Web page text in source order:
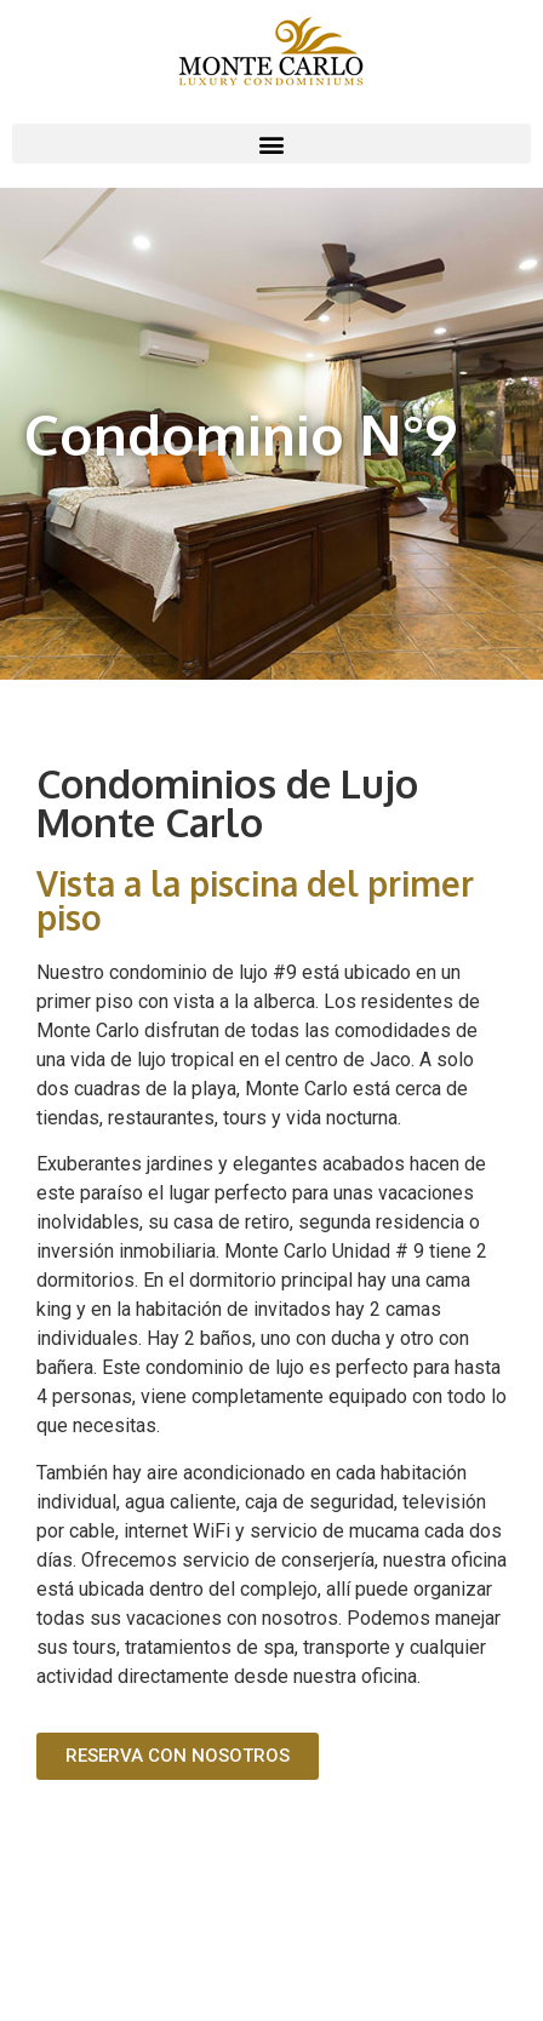
Condominio N°9
Condominios de Lujo
Monte Carlo
Vista a la piscina del primer
piso
Nuestro condominio de lujo #9 está ubicado en un
primer piso con vista a la alberca. Los residentes de
Monte Carlo disfrutan de todas las comodidades de
una vida de lujo tropical en el centro de Jaco. A solo
dos cuadras de la playa, Monte Carlo está cerca de
tiendas, restaurantes, tours y vida nocturna.
Exuberantes jardines y elegantes acabados hacen de
este paraíso el lugar perfecto para unas vacaciones
inolvidables, su casa de retiro, segunda residencia o
inversión inmobiliaria. Monte Carlo Unidad # 9 tiene 2
dormitorios. En el dormitorio principal hay una cama
king y en la habitación de invitados hay 2 camas
individuales. Hay 2 baños, uno con ducha y otro con
bañera. Este condominio de lujo es perfecto para hasta
4 personas, viene completamente equipado con todo lo
que necesitas.
También hay aire acondicionado en cada habitación
individual, agua caliente, caja de seguridad, televisión
por cable, internet WiFi y servicio de mucama cada dos
días. Ofrecemos servicio de conserjería, nuestra oficina
está ubicada dentro del complejo, allí puede organizar
todas sus vacaciones con nosotros. Podemos manejar
sus tours, tratamientos de spa, transporte y cualquier
actividad directamente desde nuestra oficina.
RESERVA CON NOSOTROS